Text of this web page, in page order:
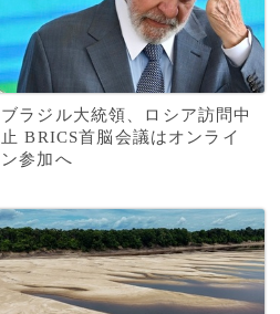
ブラジル大統領、ロシア訪問中
止 BRICS首脳会議はオンライ
ン参加へ